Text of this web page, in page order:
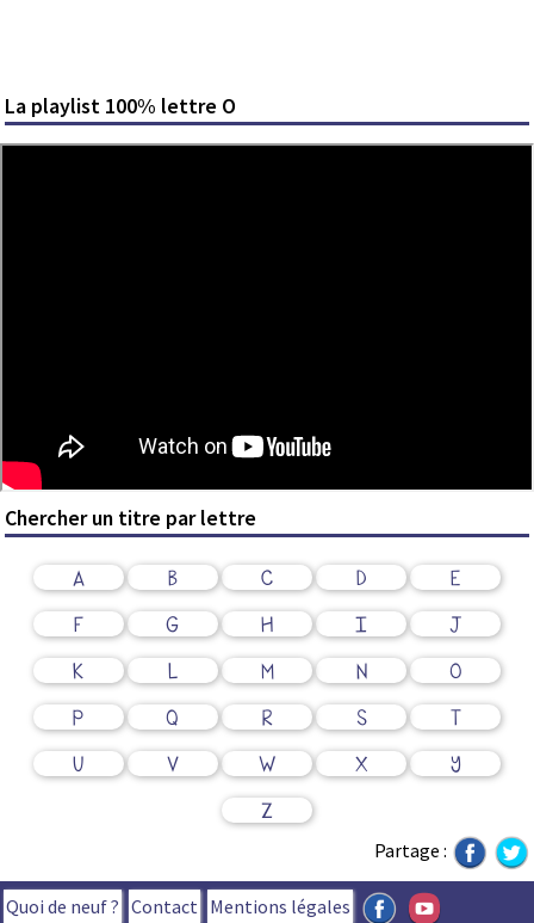
La playlist 100% lettre O
Chercher un titre par lettre
A B C D
E
F
G H I
J
K
L M N
O
P
Q R S
T
U
V W X
Y
Z
Partage :
Quoi de neuf ? Contact Mentions légales